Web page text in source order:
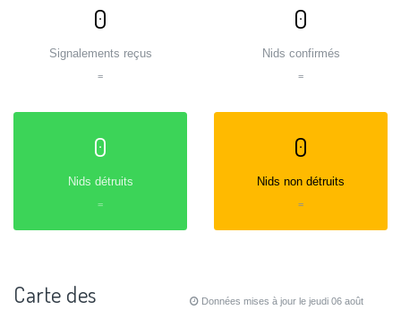
0
Signalements reçus
=
0
Nids confirmés
=
0
Nids détruits
=
0
Nids non détruits
=
Carte des
Données mises à jour le jeudi 06 août